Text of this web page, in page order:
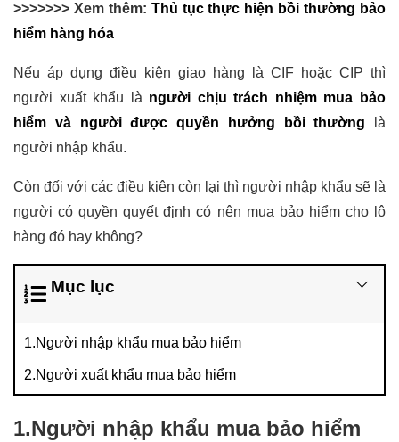
>>>>>>> Xem thêm: Thủ tục thực hiện bồi thường bảo
hiểm hàng hóa
Nếu áp dụng điều kiện giao hàng là CIF hoặc CIP thì
người xuất khẩu là người chịu trách nhiệm mua bảo
hiểm và người được quyền hưởng bồi thường là
người nhập khẩu.
Còn đối với các điều kiên còn lại thì người nhập khẩu sẽ là
người có quyền quyết định có nên mua bảo hiểm cho lô
hàng đó hay không?
Mục lục
1.Người nhập khẩu mua bảo hiểm
2.Người xuất khẩu mua bảo hiểm
1.Người nhập khẩu mua bảo hiểm